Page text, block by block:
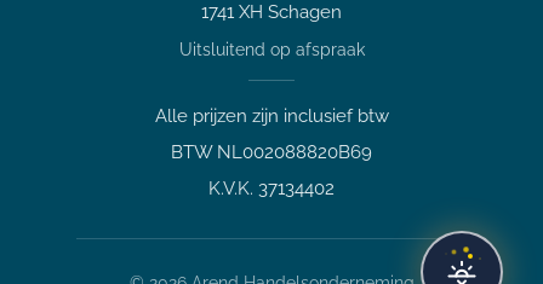
1741 XH Schagen
Uitsluitend op afspraak
Alle prijzen zijn inclusief btw
BTW NL002088820B69
K.V.K. 37134402
Welk apparaat past bij mij?
Verzending, status of afhalen